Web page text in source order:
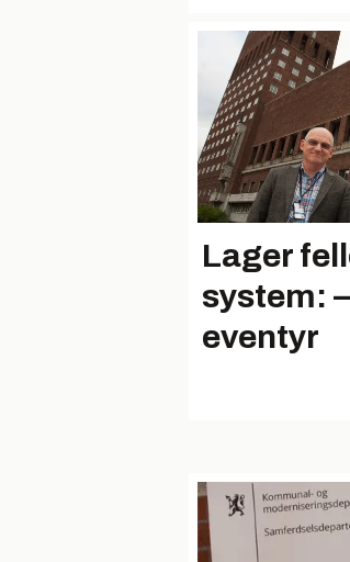
Lager
system:
eventyr